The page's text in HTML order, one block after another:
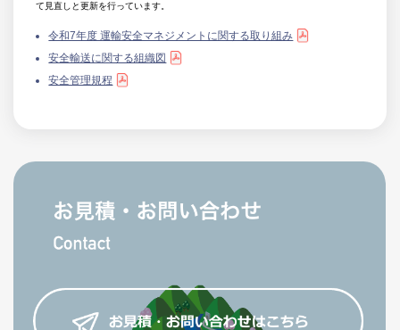
て見直しと更新を行っています。
令和7年度 運輸安全マネジメントに関する取り組み
安全輸送に関する組織図
安全管理規程